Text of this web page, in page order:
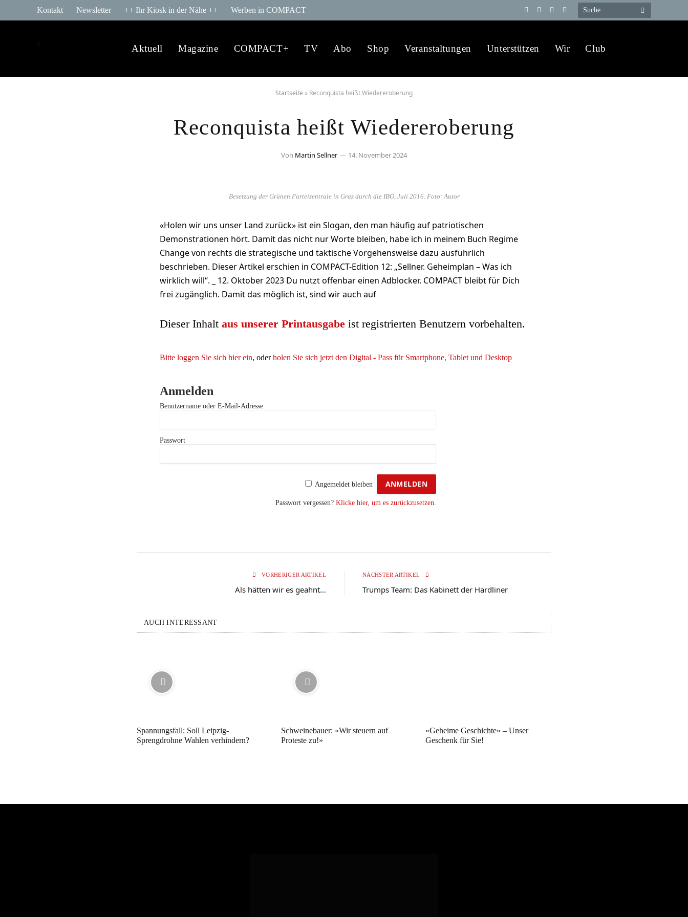
Kontakt Newsletter ++ Ihr Kiosk in der Nähe ++ Werben in COMPACT
Telegram
YouTube
X
WhatsApp
Aktuell Magazine COMPACT+ TV Abo Shop Veranstaltungen Unterstützen Wir Club
Startseite » Reconquista heißt Wiedereroberung
Reconquista heißt Wiedereroberung
Von Martin Sellner 14. November 2024
Besetzung der Grünen Parteizentrale in Graz durch die IBÖ, Juli 2016. Foto: Autor
«Holen wir uns unser Land zurück» ist ein Slogan, den man häufig auf patriotischen
Demonstrationen hört. Damit das nicht nur Worte bleiben, habe ich in meinem Buch Regime
Change von rechts die strategische und taktische Vorgehensweise dazu ausführlich
beschrieben. Dieser Artikel erschien in COMPACT-Edition 12: „Sellner. Geheimplan – Was ich
wirklich will“. _ 12. Oktober 2023 Du nutzt offenbar einen Adblocker. COMPACT bleibt für Dich
frei zugänglich. Damit das möglich ist, sind wir auch auf
Dieser Inhalt aus unserer Printausgabe ist registrierten Benutzern vorbehalten.
Bitte loggen Sie sich hier ein, oderholen Sie sich jetzt den Digital - Pass für Smartphone, Tablet und Desktop
Anmelden
Benutzername oder E-Mail-Adresse
Passwort
Angemeldet bleiben
Passwort vergessen? Klicke hier, um es zurückzusetzen.
VORHERIGER ARTIKEL
Als hätten wir es geahnt…
NÄCHSTER ARTIKEL
Trumps Team: Das Kabinett der Hardliner
AUCH INTERESSANT
Spannungsfall: Soll Leipzig-
Sprengdrohne Wahlen verhindern?
Schweinebauer: «Wir steuern auf
Proteste zu!»
«Geheime Geschichte» – Unser
Geschenk für Sie!